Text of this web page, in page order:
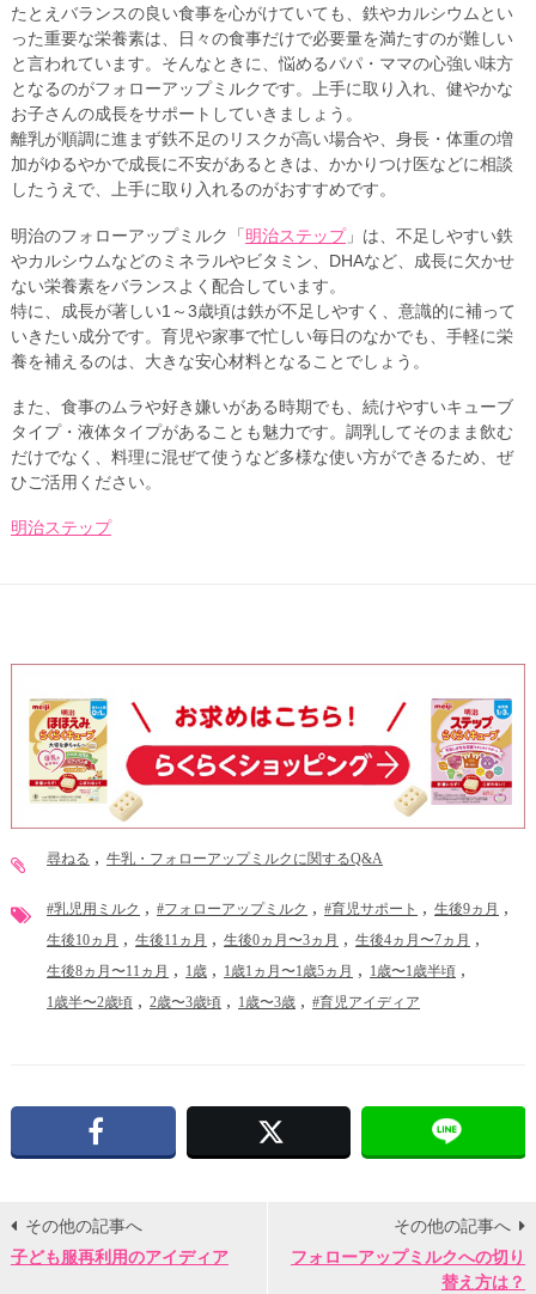
たとえバランスの良い食事を心がけていても、鉄やカルシウムとい
った重要な栄養素は、日々の食事だけで必要量を満たすのが難しい
と言われています。そんなときに、悩めるパパ・ママの心強い味方
となるのがフォローアップミルクです。上手に取り入れ、健やかな
お子さんの成長をサポートしていきましょう。
離乳が順調に進まず鉄不足のリスクが高い場合や、身長・体重の増
加がゆるやかで成長に不安があるときは、かかりつけ医などに相談
したうえで、上手に取り入れるのがおすすめです。
明治のフォローアップミルク「明治ステップ」は、不足しやすい鉄
やカルシウムなどのミネラルやビタミン、DHAなど、成長に欠かせ
ない栄養素をバランスよく配合しています。
特に、成長が著しい1～3歳頃は鉄が不足しやすく、意識的に補って
いきたい成分です。育児や家事で忙しい毎日のなかでも、手軽に栄
養を補えるのは、大きな安心材料となることでしょう。
また、食事のムラや好き嫌いがある時期でも、続けやすいキューブ
タイプ・液体タイプがあることも魅力です。調乳してそのまま飲む
だけでなく、料理に混ぜて使うなど多様な使い方ができるため、ぜ
ひご活用ください。
明治ステップ
尋ねる 牛乳・フォローアップミルクに関するQ&A
#乳児用ミルク #フォローアップミルク #育児サポート 生後9ヵ月
生後10ヵ月 生後11ヵ月 生後0ヵ月〜3ヵ月 生後4ヵ月〜7ヵ月
生後8ヵ月〜11ヵ月 1歳 1歳1ヵ月〜1歳5ヵ月 1歳〜1歳半頃
1歳半〜2歳頃 2歳〜3歳頃 1歳〜3歳 #育児アイディア
その他の記事へ
子ども服再利用のアイディア
その他の記事へ
フォローアップミルクへの切り
替え方は？